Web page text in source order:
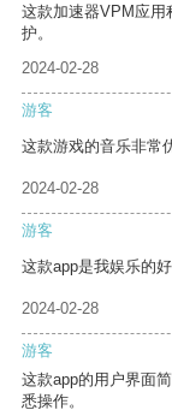
这款加速器VPM应用
护。
2024-02-28
游客
这款游戏的音乐非常
2024-02-28
游客
这款app是我娱乐的
2024-02-28
游客
这款app的用户界面
悉操作。